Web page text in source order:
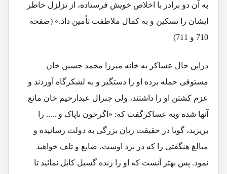
به آن دو برادر با اخلاص خویش فرستاده، از تزلزل خاطر
ایشان را تسکین و به کمال ملاطفت تأمین داد.» (صفحه
710 و 711)
دراین حال عساکر به خانه میرزا محمد حسین خان
مستوفی حمله برده او را دستگیر و به لشکرگاه آوردند و
عزم کشتن او را داشتند، ولی جنرال عبدارحیم خان مانع
آنها شده وبه عساکرگفت که: «اگرخون ناپاک و ..... را
بریزید، گویا در حقیقت زیان بزرگی به دولت رسانیده و
مبالغ هنگفتی را که در نزد اوست، ضایع و تلف خواهید
نمود. پس بهتر آنست که او را زنده گسیل کابل نمائید تا